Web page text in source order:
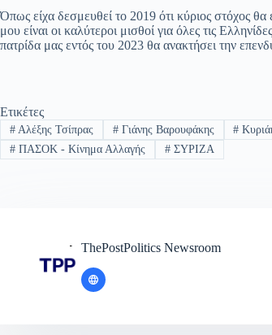
Όπως είχα δεσμευθεί το 2019 ότι κύριος στόχος θα
μου είναι οι καλύτεροι μισθοί για όλες τις
πατρίδα μας εντός του 2023 θα ανακτήσει την
Ετικέτες
#Αλέξης Τσίπρας #Γιάνης Βαρουφάκης #
#ΠΑΣΟΚ - Κίνημα Αλλαγής #ΣΥΡΙΖΑ
ThePostPolitics Newsroom